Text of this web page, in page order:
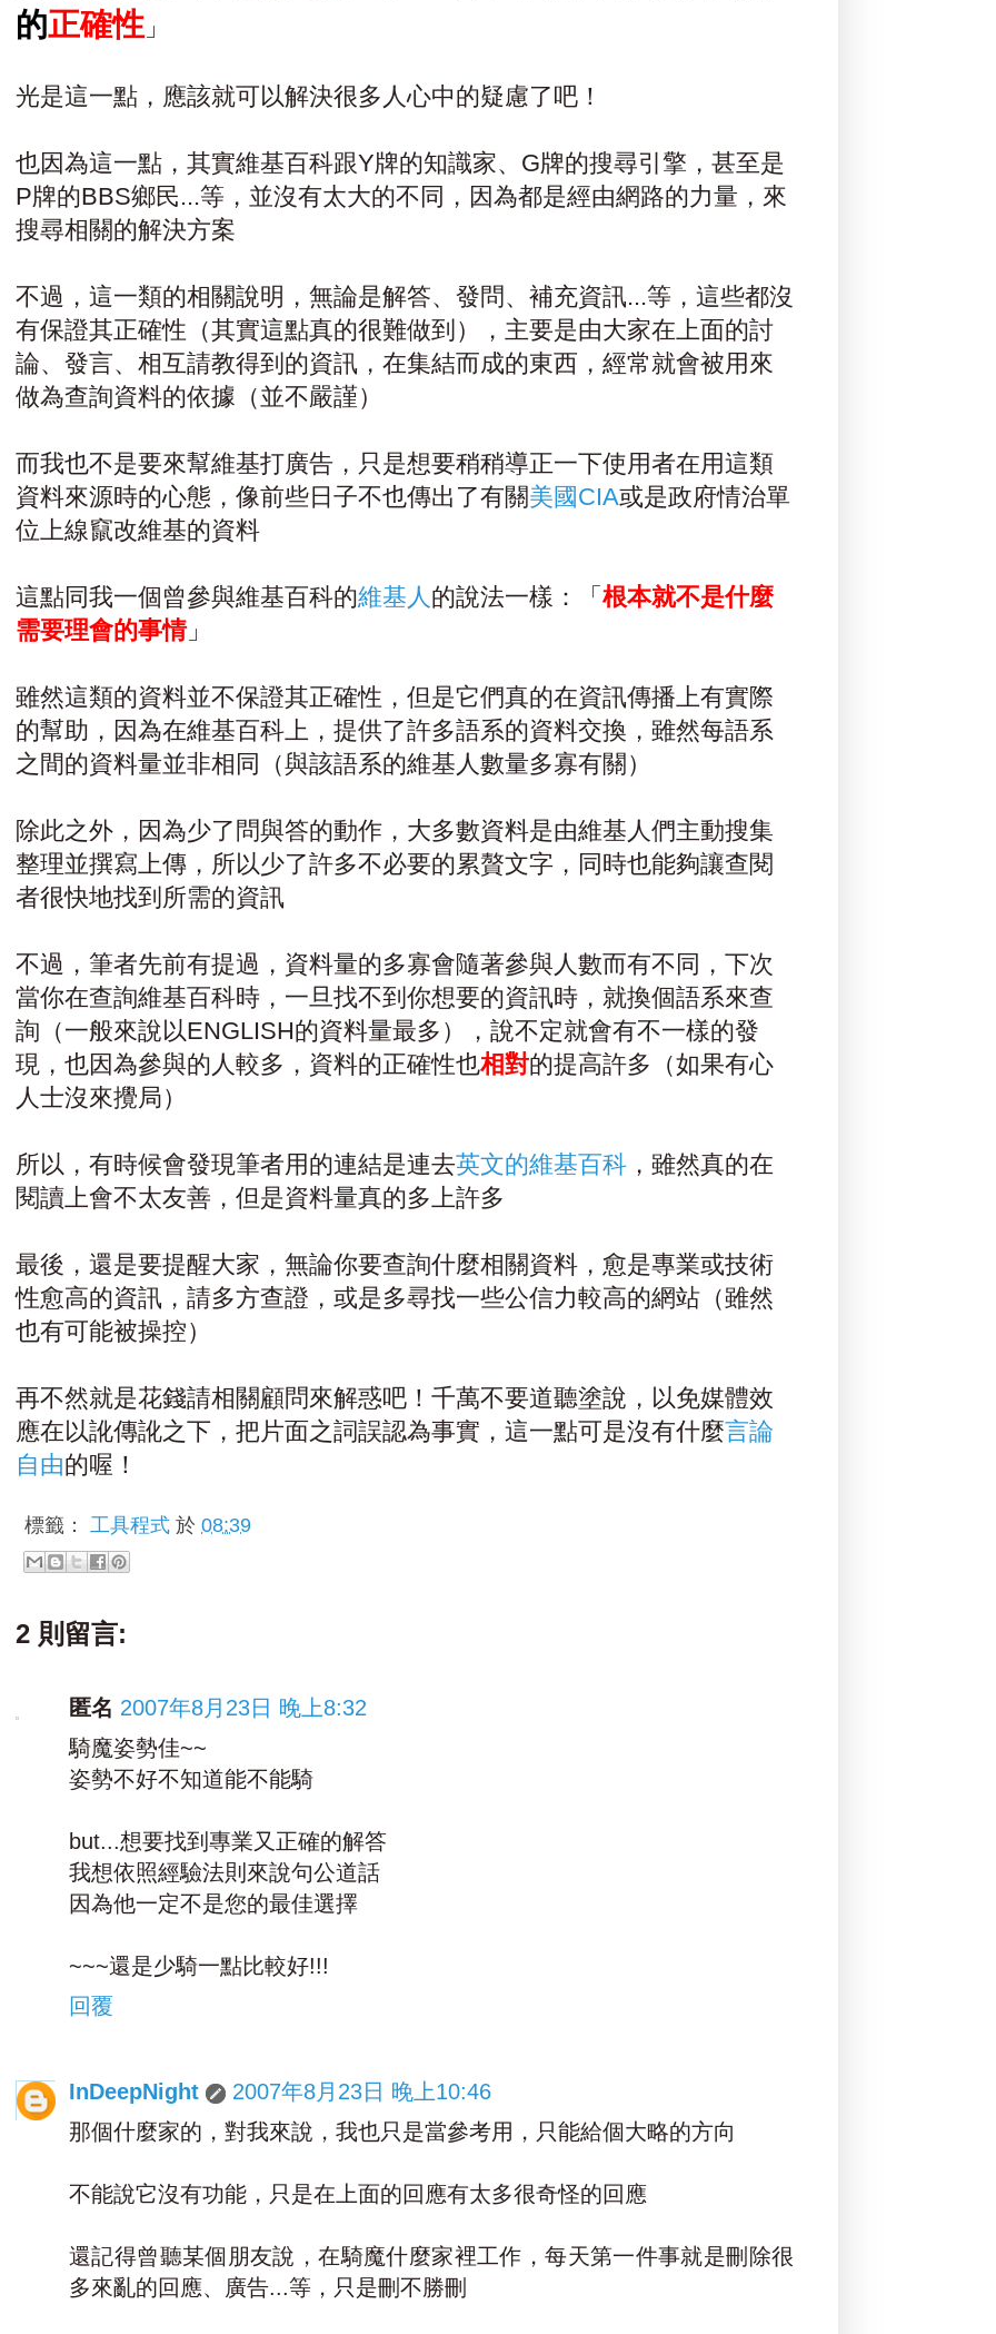
的正確性」
光是這一點，應該就可以解決很多人心中的疑慮了吧！
也因為這一點，其實維基百科跟Y牌的知識家、G牌的搜尋引擎，甚至是
P牌的BBS鄉民...等，並沒有太大的不同，因為都是經由網路的力量，來
搜尋相關的解決方案
不過，這一類的相關說明，無論是解答、發問、補充資訊...等，這些都沒
有保證其正確性（其實這點真的很難做到），主要是由大家在上面的討
論、發言、相互請教得到的資訊，在集結而成的東西，經常就會被用來
做為查詢資料的依據（並不嚴謹）
而我也不是要來幫維基打廣告，只是想要稍稍導正一下使用者在用這類
資料來源時的心態，像前些日子不也傳出了有關美國CIA或是政府情治單
位上線竄改維基的資料
這點同我一個曾參與維基百科的維基人的說法一樣：「 根本就不是什麼
需要理會的事情」
雖然這類的資料並不保證其正確性，但是它們真的在資訊傳播上有實際
的幫助，因為在維基百科上，提供了許多語系的資料交換，雖然每語系
之間的資料量並非相同（與該語系的維基人數量多寡有關）
除此之外，因為少了問與答的動作，大多數資料是由維基人們主動搜集
整理並撰寫上傳，所以少了許多不必要的累贅文字，同時也能夠讓查閱
者很快地找到所需的資訊
不過，筆者先前有提過，資料量的多寡會隨著參與人數而有不同，下次
當你在查詢維基百科時，一旦找不到你想要的資訊時，就換個語系來查
詢（一般來說以ENGLISH的資料量最多），說不定就會有不一樣的發
現，也因為參與的人較多，資料的正確性也相對的提高許多（如果有心
人士沒來攪局）
所以，有時候會發現筆者用的連結是連去英文的維基百科 ，雖然真的在
閱讀上會不太友善，但是資料量真的多上許多
最後，還是要提醒大家，無論你要查詢什麼相關資料，愈是專業或技術
性愈高的資訊，請多方查證，或是多尋找一些公信力較高的網站（雖然
也有可能被操控）
再不然就是花錢請相關顧問來解惑吧！千萬不要道聽塗說，以免媒體效
應在以訛傳訛之下，把片面之詞誤認為事實，這一點可是沒有什麼言論
自由的喔！
標籤： 工具程式 於 08:39
2 則留言:
匿名 2007年8月23日 晚上8:32
騎魔姿勢佳~~
姿勢不好不知道能不能騎
but...想要找到專業又正確的解答
我想依照經驗法則來說句公道話
因為他一定不是您的最佳選擇
~~~還是少騎一點比較好!!!
回覆
InDeepNight
2007年8月23日 晚上10:46
那個什麼家的，對我來說，我也只是當參考用，只能給個大略的方向
不能說它沒有功能，只是在上面的回應有太多很奇怪的回應
還記得曾聽某個朋友說，在騎魔什麼家裡工作，每天第一件事就是刪除很
多來亂的回應、廣告...等，只是刪不勝刪